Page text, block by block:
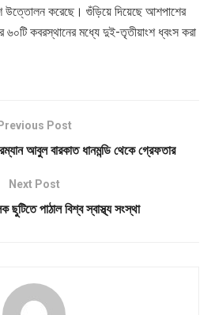
উত্তোলন করেছে। গুঁড়িয়ে দিয়েছে আশপাশের
৬০টি কবরস্থানের মধ্যে দুই-তৃতীয়াংশ ধ্বংস করা
Previous Post
আবুল বারকাত ধানমন্ডি থেকে গ্রেফতার
Next Post
পাঠাল বিশ্ব স্বাস্থ্য সংস্থা